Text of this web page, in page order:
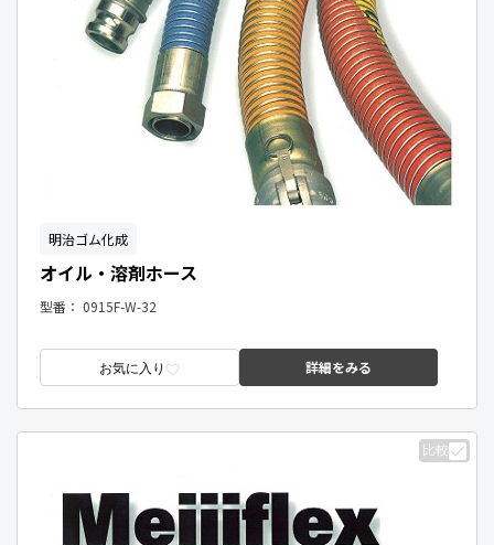
明治ゴム化成
オイル・溶剤ホース
型番： 0915F-W-32
お気に入り 詳細をみる
比較